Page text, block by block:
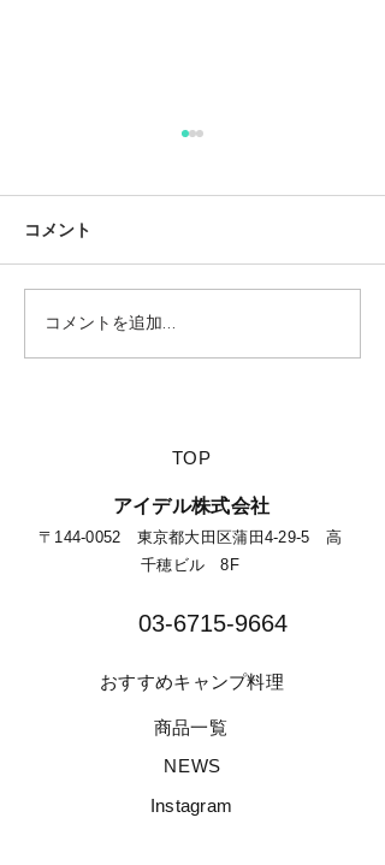
【夏休みに行きたい山派
キャンパーにオススメの
コメント
コメントを追加…
​TOP
​アイデル株式会社
​​〒144-0052 東京都大田区蒲田4-29-5 高
千穂ビル 8F​
03-6715-9664​
​おすすめキャンプ料理
​商品一覧
​NEWS
​Instagram